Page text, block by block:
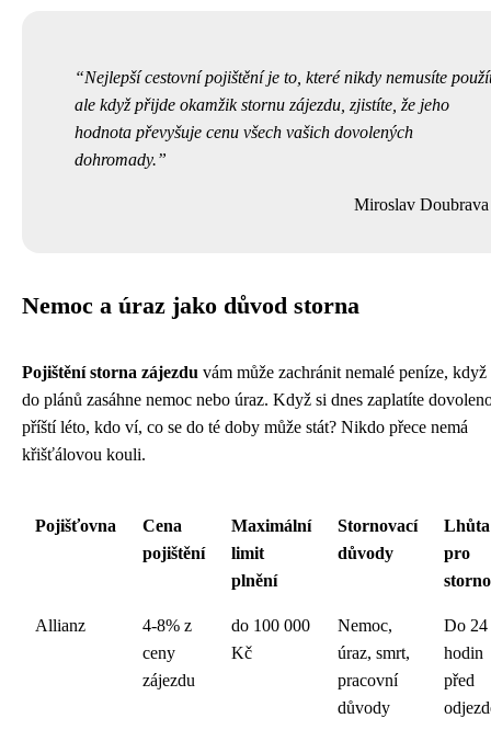
Nejlepší cestovní pojištění je to, které nikdy nemusíte
ale když přijde okamžik stornu zájezdu, zjistíte, že jeho
hodnota převyšuje cenu všech vašich dovolených
dohromady.
Miroslav Doubrava
Nemoc a úraz jako důvod storna
Pojištění storna zájezdu vám může zachránit nemalé peníze, když
do plánů zasáhne nemoc nebo úraz. Když si dnes zaplatíte
příští léto, kdo ví, co se do té doby může stát? Nikdo přece nemá
křišťálovou kouli.
Pojišťovna
Cena
pojištění
Maximální
limit
plnění
Stornovací
důvody
Lhůta
pro
storno
Allianz
4-8% z
ceny
zájezdu
do 100 000
Kč
Nemoc,
úraz, smrt,
pracovní
důvody
Do 24
hodin
před